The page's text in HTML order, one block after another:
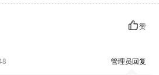
赞
管理员回复